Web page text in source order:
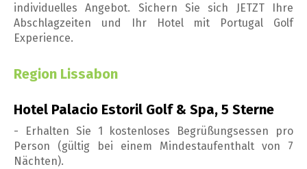
individuelles Angebot. Sichern Sie sich JETZT Ihre
Abschlagzeiten und Ihr Hotel mit Portugal Golf
Experience.
Region Lissabon
Hotel Palacio Estoril Golf & Spa, 5 Sterne
- Erhalten Sie 1 kostenloses Begrüßungsessen pro
Person (gültig bei einem Mindestaufenthalt von 7
Nächten).